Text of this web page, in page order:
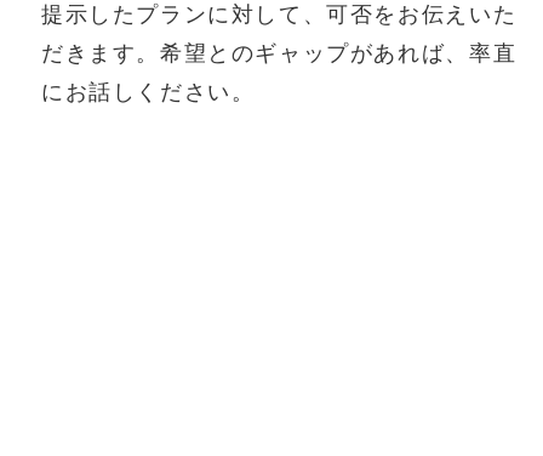
提示したプランに対して、可否をお伝えいた
だきます。希望とのギャップがあれば、率直
にお話しください。